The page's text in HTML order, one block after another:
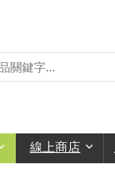
線上商店